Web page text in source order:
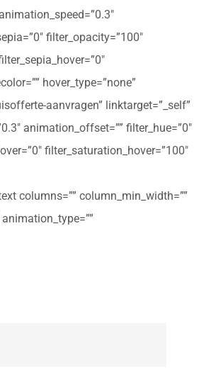
filter_opacity=”100″
hover_type=”none”
aanvragen” linktarget=”_self”
animation_offset=”” filter_hue=”0″
filter_saturation_hover=”100″
columns=”” column_min_width=””